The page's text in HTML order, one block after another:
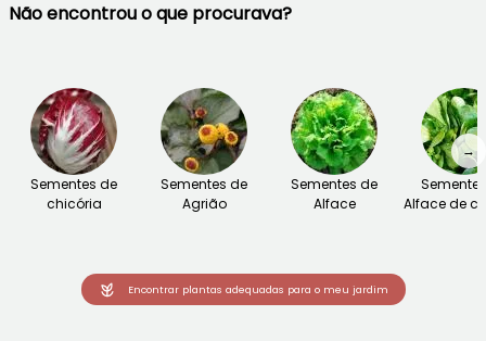
Não encontrou o que procurava?
Sementes de
chicória
Sementes de
Agrião
Sementes de
Alface
Alface de
→
Encontrar plantas adequadas para o meu jardim